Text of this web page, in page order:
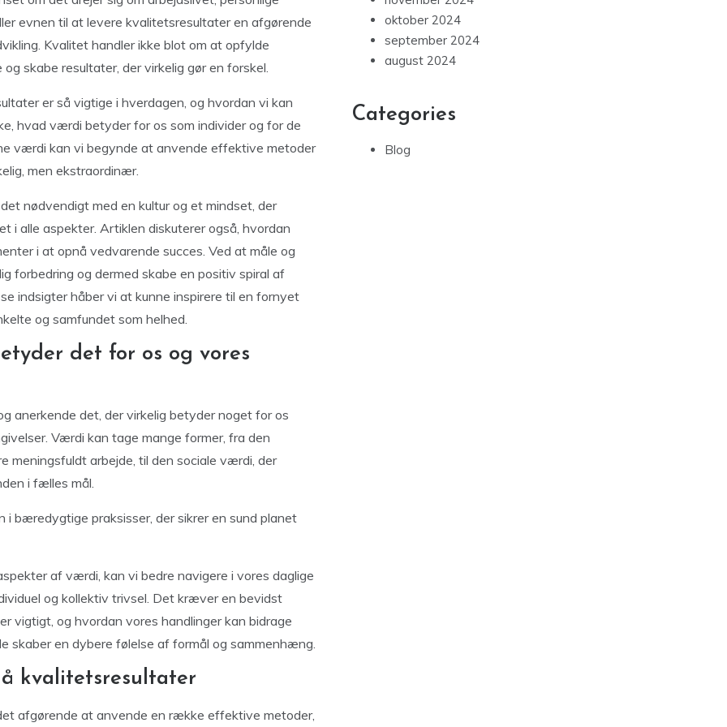
evnen til at levere kvalitetsresultater en afgørende
Kvalitet handler ikke blot om at opfylde
skabe resultater, der virkelig gør en forskel.
er så vigtige i hverdagen, og hvordan vi kan
hvad værdi betyder for os som individer og for de
værdi kan vi begynde at anvende effektive metoder
men ekstraordinær.
nødvendigt med en kultur og et mindset, der
i alle aspekter. Artiklen diskuterer også, hvordan
i at opnå vedvarende succes. Ved at måle og
forbedring og dermed skabe en positiv spiral af
indsigter håber vi at kunne inspirere til en fornyet
og samfundet som helhed.
det for os og vores
anerkende det, der virkelig betyder noget for os
Værdi kan tage mange former, fra den
meningsfuldt arbejde, til den sociale værdi, der
i fælles mål.
bæredygtige praksisser, der sikrer en sund planet
af værdi, kan vi bedre navigere i vores daglige
og kollektiv trivsel. Det kræver en bevidst
vigtigt, og hvordan vores handlinger kan bidrage
skaber en dybere følelse af formål og sammenhæng.
kvalitetsresultater
afgørende at anvende en række effektive metoder,
oktober 2024
september 2024
august 2024
Categories
Blog